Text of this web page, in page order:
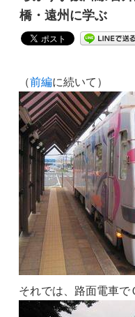
橋・遠州に学ぶ
（前編に続いて）
それでは、路面電車で